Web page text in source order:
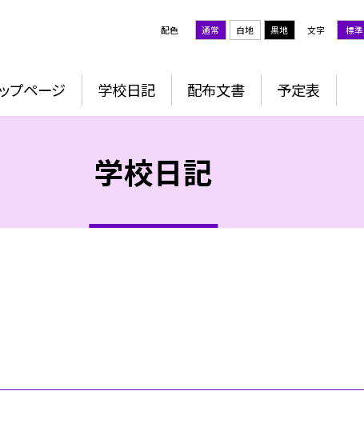
配色 通常 白地 黒地 文字 標準
プページ 学校日記 配布文書 予定表
学校日記